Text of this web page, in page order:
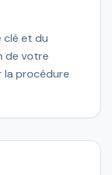
et du
de votre
la procédure